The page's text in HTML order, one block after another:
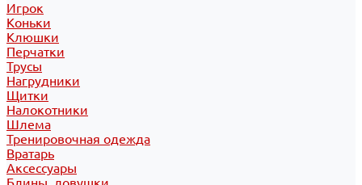
Игрок
Коньки
Клюшки
Перчатки
Трусы
Нагрудники
Щитки
Налокотники
Шлема
Тренировочная одежда
Вратарь
Аксессуары